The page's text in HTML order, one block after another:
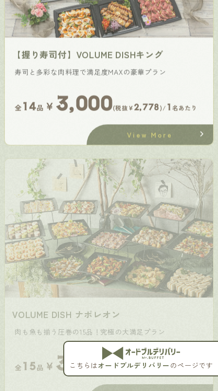
【握り寿司付】VOLUME DISHキング
寿司と多彩な肉料理で満足度MAXの豪華プラン
全 14 品 ￥3,000(税抜¥2,778)/ 1 名あたり
View More
15 3,200 (税抜¥ 2,909)/ 名あたり